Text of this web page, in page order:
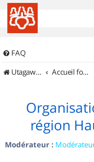
FAQ
UtagawaVTT (Randos VTT et VTTAE avec traces GPS)
Accueil forum
région
Modérateur :